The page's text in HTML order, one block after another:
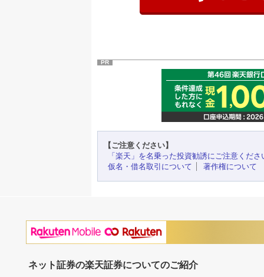
PR
【ご注意ください】
「楽天」を名乗った投資勧誘にご注意くださ
仮名・借名取引について
著作権について
ネット証券の楽天証券についてのご紹介